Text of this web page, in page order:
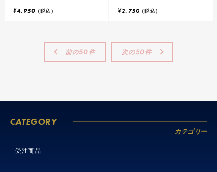
¥4,950 (税込） ¥2,750 (税込）
前の50件 次の50件
CATEGORY
カテゴリー
受注商品